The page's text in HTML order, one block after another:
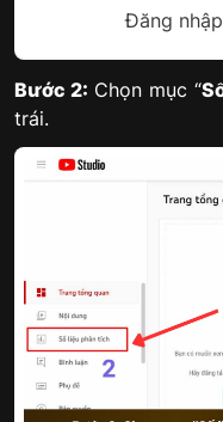
Đăng
Bước 2: Chọn mục “
trái.